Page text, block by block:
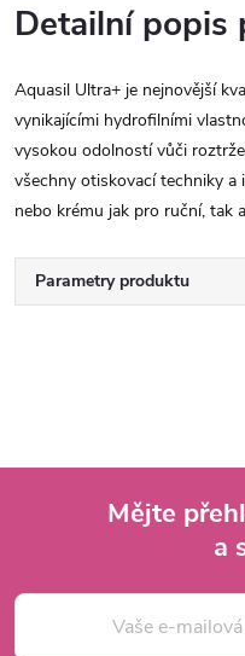
Detailní popis
Aquasil Ultra+ je nejnovější
vynikajícími hydrofilními
vysokou odolností vůči
všechny otiskovací techniky a
nebo krému jak pro ruční, tak
Parametry produktu
Mějte
a